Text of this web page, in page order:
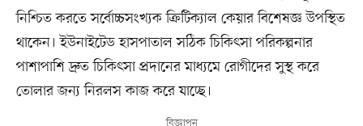
নিশ্চিত করতে সর্বোচ্চসংখ্যক ক্রিটিক্যাল কেয়ার বিশেষজ্ঞ উপস্থিত
থাকেন। ইউনাইটেড হাসপাতাল সঠিক চিকিৎসা পরিকল্পনার
পাশাপাশি দ্রুত চিকিৎসা প্রদানের মাধ্যমে রোগীদের সুস্থ করে
তোলার জন্য নিরলস কাজ করে যাচ্ছে।